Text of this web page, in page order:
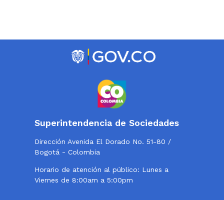
Superintendencia de Sociedades
Dirección Avenida El Dorado No. 51-80 /
Bogotá - Colombia
Horario de atención al público: Lunes a
Viernes de 8:00am a 5:00pm